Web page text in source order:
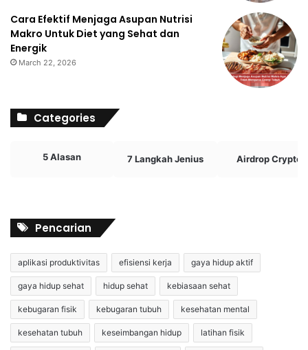
Cara Efektif Menjaga Asupan Nutrisi
Makro Untuk Diet yang Sehat dan
Energik
March 22, 2026
Categories
5 Alasan 7 Langkah Jenius Airdrop Crypto
Pencarian
aplikasi produktivitas efisiensi kerja gaya hidup aktif
gaya hidup sehat hidup sehat kebiasaan sehat
kebugaran fisik kebugaran tubuh kesehatan mental
kesehatan tubuh keseimbangan hidup latihan fisik